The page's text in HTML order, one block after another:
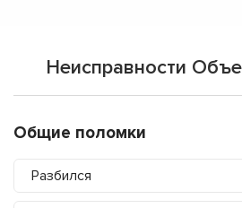
Неисправности
Общие поломки
Разбился